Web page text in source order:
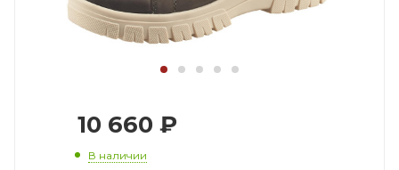
10 660 ₽
В наличии